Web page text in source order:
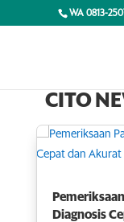
WA 0813-
CITO
Diagnosis